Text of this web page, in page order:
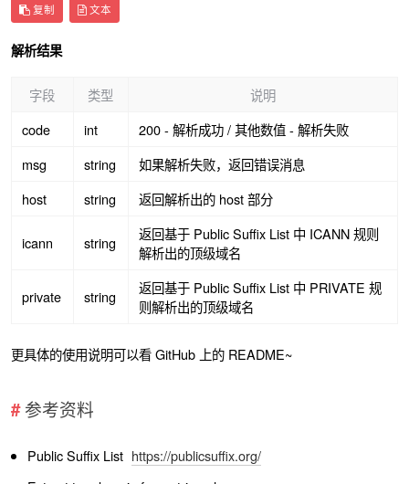
复制 文本
解析结果
字段 类型
说明
code
int
200 - 解析成功 / 其他数值 - 解析失败
msg
string
如果解析失败，返回错误消息
host
string 返回解析出的 host 部分
icann string
返回基于 Public Suffix List 中 ICANN 规则
解析出的顶级域名
private string
返回基于 Public Suffix List 中 PRIVATE 规
则解析出的顶级域名
更具体的使用说明可以看 GitHub 上的 README~
参考资料
Public Suffix List https://publicsuffix.org/